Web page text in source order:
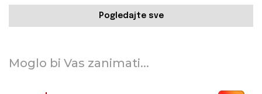
Pogledajte sve
Moglo bi Vas zanimati...